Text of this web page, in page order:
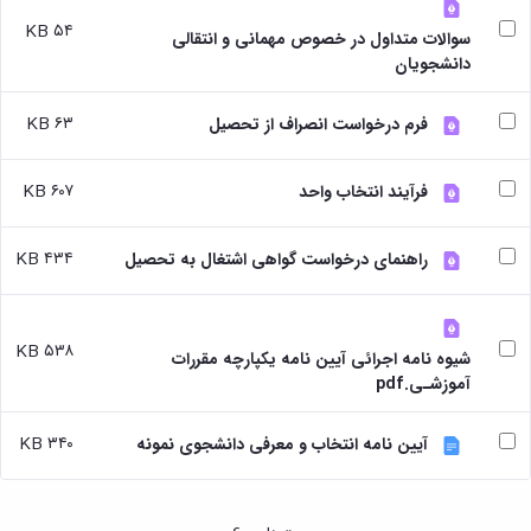
و
تحصیلات
تکمیلی
دروس
کارشناسی
فرم
ها
نامه
ها
ترم
بندی
دروس
تحصیلات
تکمیلی
فرم
ها
و
آئین
ترفیع
آئین
نامه
های
پژوهشی
پژوهشی
کارگاه ها
و
آزمایشگاه
ها
آزمایشگاه
انگل
شناسی
آزمایشگاه
بیوشیمی
و
فیزیولوژی
آزمایشگاه
آموزشی
بهداشت
و
کنترل
کیفی
موادغذایی
سوالات متداول در خصوص مهمانی و انتقالی
دانشجویان
۵۴ KB
فرم درخواست انصراف از تحصیل ۶۳ KB
فرآیند انتخاب واحد ۶۰۷ KB
راهنمای درخواست گواهی اشتغال به تحصیل ۴۳۴ KB
شیوه نامه اجرائی آیین نامه یکپارچه مقررات
آموزشـی.pdf
۵۳۸ KB
آیین نامه انتخاب و معرفی دانشجوی نمونه ۳۴۰ KB